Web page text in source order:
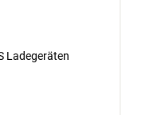
Ladegeräten